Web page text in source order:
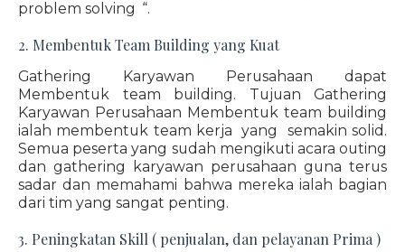
problem solving “.
2. Membentuk Team Building yang Kuat
Gathering Karyawan Perusahaan dapat
Membentuk team building. Tujuan Gathering
Karyawan Perusahaan Membentuk team building
ialah membentuk team kerja yang semakin solid.
Semua peserta yang sudah mengikuti acara outing
dan gathering karyawan perusahaan guna terus
sadar dan memahami bahwa mereka ialah bagian
dari tim yang sangat penting.
3. Peningkatan Skill ( penjualan, dan pelayanan Prima )